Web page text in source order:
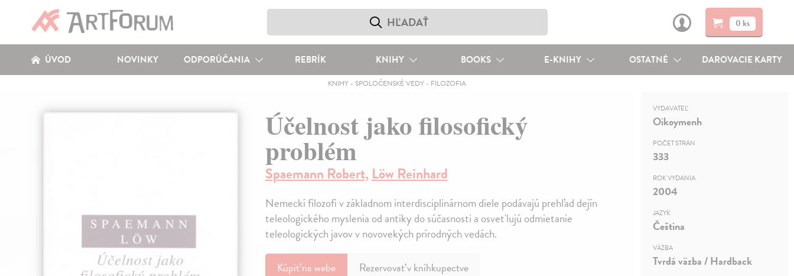
0 ks
ÚVOD NOVINKY ODPORÚČANIA REBRÍK KNIHY BOOKS E-KNIHY OSTATNÉ DAROVACIE KARTY
KNIHY- SPOLOČENSKÉ VEDY- FILOZOFIA
Účelnost jako filosofický
problém
Spaemann Robert,Löw Reinhard
Nemeckí filozofi v základnom interdisciplinárnom diele podávajú prehľad dejín
teleologického myslenia od antiky do súčasnosti a osvet'lujú odmietanie
teleologických javov v novovekých prírodných vedách.
Kúpiťna webe Rezervovať v kníhkupectve
VYDAVATEĽ
Oikoymenh
POČET STRÁN
333
ROK VYDANIA
2004
JAZYK
Čeština
VÄZBA
Tvrdá väzba / Hardback